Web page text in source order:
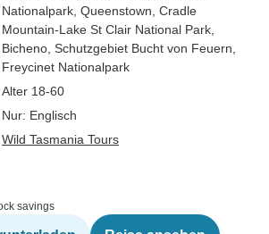
Nationalpark , Queenstown , Cradle
Mountain-Lake St Clair National Park
Bicheno , Schutzgebiet Bucht von Feuern
Freycinet Nationalpark
Alter 18-60
Nur: Englisch
Wild Tasmania Tours
savings